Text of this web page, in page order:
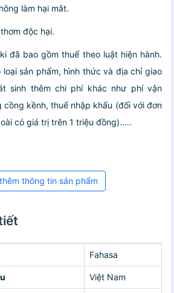
làm hại mắt.
độc hại.
đã bao gồm thuế theo luật hiện hành.
sản phẩm, hình thức và địa chỉ giao
sinh thêm chi phí khác như phí vận
cồng kềnh, thuế nhập khẩu (đối với đơn
có giá trị trên 1 triệu đồng).....
thông tin sản phẩm
Fahasa
Việt Nam